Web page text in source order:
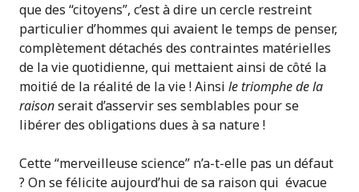
que des “citoyens”, c’est à dire un cercle restreint
particulier d’hommes qui avaient le temps de penser,
complètement détachés des contraintes matérielles
de la vie quotidienne, qui mettaient ainsi de côté la
moitié de la réalité de la vie ! Ainsi le triomphe de la
raisonserait d’asservir ses semblables pour se
libérer des obligations dues à sa nature !
Cette “merveilleuse science” n’a-t-elle pas un défaut
? On se félicite aujourd’hui de sa raison qui évacue